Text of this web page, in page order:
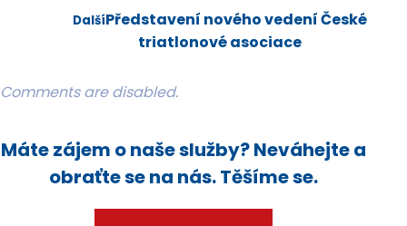
DalšíPředstavení nového vedení České
triatlonové asociace
Comments are disabled.
Máte zájem o naše služby? Neváhejte a
obraťte se na nás. Těšíme se.